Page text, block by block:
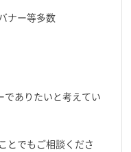
ナー等多数
でありたいと考えてい
とでもご相談くださ